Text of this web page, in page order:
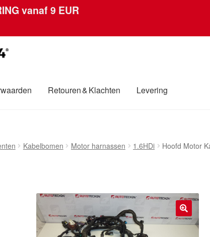
vanaf 9 EUR
Retouren & Klachten Levering
verzending Winkelwagen
Kabelbomen Motor harnassen 1.6HDi Hoofd Motor
🔍